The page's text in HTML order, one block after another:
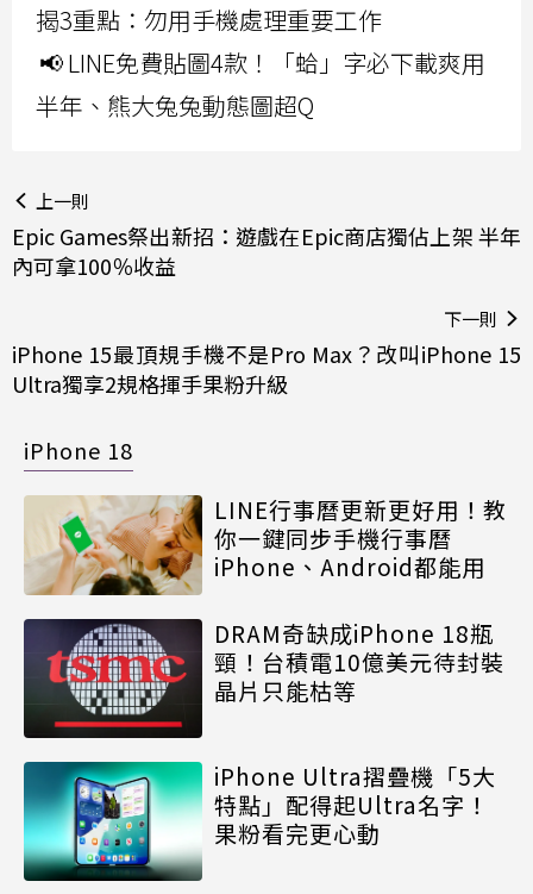
揭3重點：勿用手機處理重要工作
📢 LINE免費貼圖4款！「蛤」字必下載爽用
半年、熊大兔兔動態圖超Q
上一則
Epic Games祭出新招：遊戲在Epic商店獨佔上架 半年
內可拿100％收益
下一則
iPhone 15最頂規手機不是Pro Max？改叫iPhone 15
Ultra獨享2規格揮手果粉升級
iPhone 18
LINE行事曆更新更好用！教
你一鍵同步手機行事曆
iPhone、Android都能用
DRAM奇缺成iPhone 18瓶
頸！台積電10億美元待封裝
晶片只能枯等
iPhone Ultra摺疊機「5大
特點」配得起Ultra名字！
果粉看完更心動